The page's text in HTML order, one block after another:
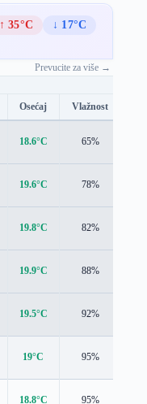
↑ 35°C
↓ 17°C
Prevucite za više →
Osećaj Vlažnost
18.6°C 65%
19.6°C 78%
19.8°C 82%
19.9°C 88%
19.5°C 92%
19°C 95%
18.8°C 95%